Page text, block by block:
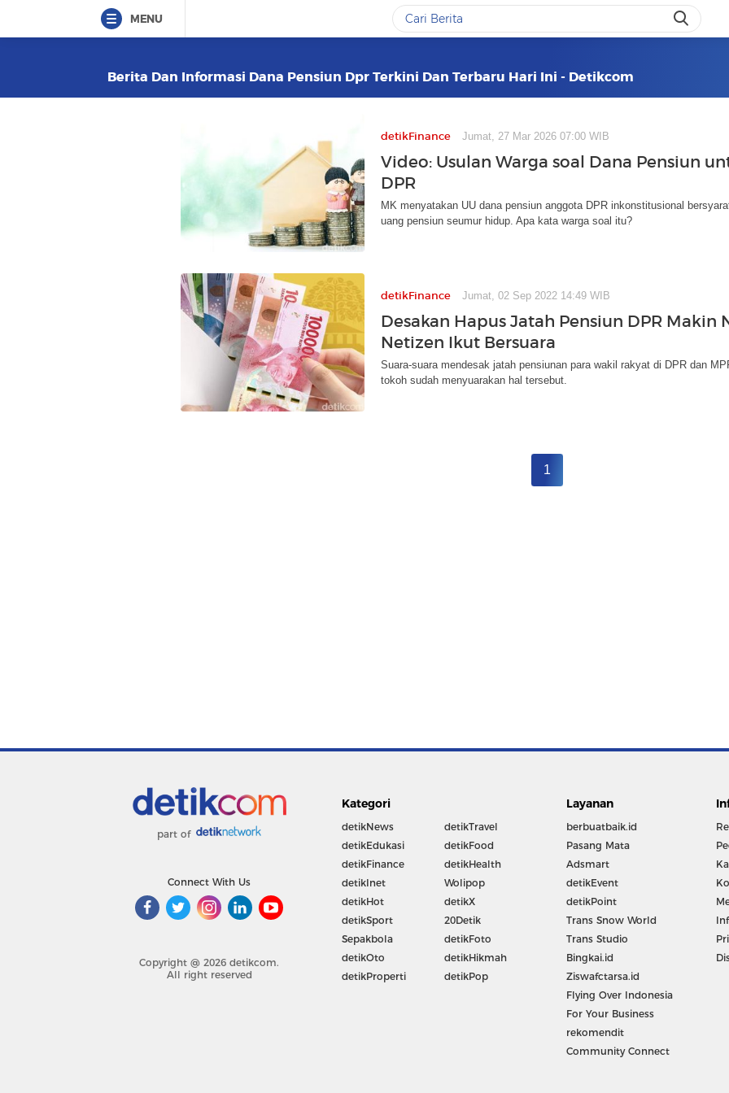
MENU
Berita Dan Informasi Dana Pensiun Dpr Terkini Dan Terbaru Hari Ini - Detikcom
detikFinance Jumat, 27 Mar 2026 07:00 WIB
Video: Usulan Warga soal Dana Pensiun
DPR
MK menyatakan UU dana pensiun anggota DPR inkonstitusional
uang pensiun seumur hidup. Apa kata warga soal itu?
detikFinance Jumat, 02 Sep 2022 14:49 WIB
Desakan Hapus Jatah Pensiun DPR Makin
Netizen Ikut Bersuara
Suara-suara mendesak jatah pensiunan para wakil rakyat di DPR dan
tokoh sudah menyuarakan hal tersebut.
1
part of
Connect With Us
Copyright @ 2026 detikcom.
All right reserved
Kategori
detikNews
detikEdukasi
detikFinance
detikInet
detikHot
detikSport
Sepakbola
detikOto
detikProperti
detikTravel
detikFood
detikHealth
Wolipop
detikX
20Detik
detikFoto
detikHikmah
detikPop
Layanan
berbuatbaik.id
Pasang Mata
Adsmart
detikEvent
detikPoint
Trans Snow World
Trans Studio
Bingkai.id
Ziswafctarsa.id
Flying Over Indonesia
For Your Business
rekomendit
Community Connect